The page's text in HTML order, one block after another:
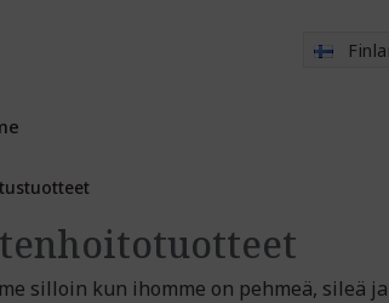
silloin kun ihomme on pehmeä, sileä ja